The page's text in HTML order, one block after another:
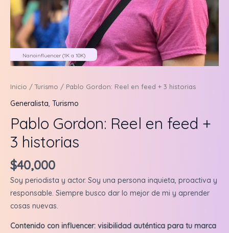
Nanoinfluencer (1K a 10K)
Inicio /Turismo / Pablo Gordon: Reel en feed + 3 historias
Generalista, Turismo
Pablo Gordon: Reel en feed +
3 historias
$40,000
Soy periodista y actor. Soy una persona inquieta, proactiva y
responsable. Siempre busco dar lo mejor de mi y aprender
cosas nuevas.
Contenido con influencer: visibilidad auténtica para tu marca